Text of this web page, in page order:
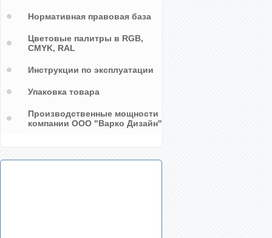
Нормативная правовая база
Цветовые палитры в RGB,
CMYK, RAL
Инструкции по эксплуатации
Упаковка товара
Производственные мощности
компании ООО "Варко Дизайн"